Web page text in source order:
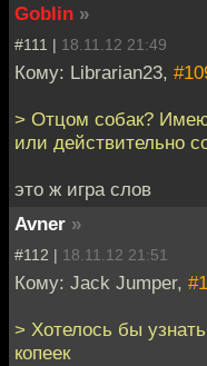
Goblin »
#111 | 18.11.12 21:49
Кому: Librarian23,
> Отцом собак?
или действительно
это ж игра слов
Avner »
#112 | 18.11.12 21:51
Кому: Jack Jumper,
> Хотелось бы
копеек